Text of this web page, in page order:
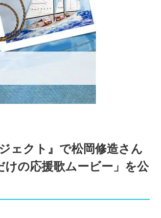
ェクト』で松岡修造さん
けの応援歌ムービー」を公